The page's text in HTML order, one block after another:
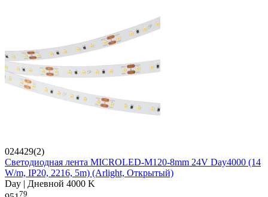
024429(2)
Светодиодная лента MICROLED-M120-8mm 24V Day4000 (14
W/m, IP20, 2216, 5m) (Arlight, Открытый)
Day | Дневной 4000 K
79